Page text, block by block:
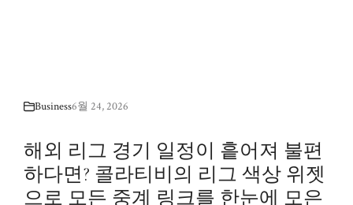
Business6월 24, 2026
해외 리그 경기 일정이 흩어져 불편
하다면? 콜라티비의 리그 색상 위젯
으로 모든 중계 링크를 한눈에 모은